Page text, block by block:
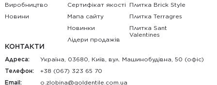
Виробництво
Новини
Сертифікат якості
Мапа сайту
Новинки
Лідери продажів
Плитка Brick Style
Плитка Terragres
Плитка Sant
Valentines
КОНТАКТИ
Адреса:
Україна, 03680, Київ, вул. Машинобудівна, 50 (офіс)
Телефон:
+38 (067) 323 65 70
Email:
au.moc.elitnedlog@anibolz.o